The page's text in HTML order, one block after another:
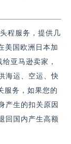
程服务，提供几
美国欧洲日本加
亚马逊卖家，
海运、空运、快
服务，如果您的
产生的扣关原因
回国内产生高额